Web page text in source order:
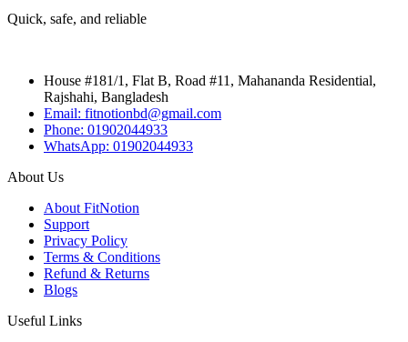
Quick, safe, and reliable
House #181/1, Flat B, Road #11, Mahananda Residential,
Rajshahi, Bangladesh
Email: fitnotionbd@gmail.com
Phone: 01902044933
WhatsApp: 01902044933
About Us
About FitNotion
Support
Privacy Policy
Terms & Conditions
Refund & Returns
Blogs
Useful Links